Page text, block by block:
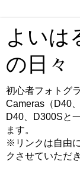
よいは
の日々
初心者フォトグ
Cameras（D40
D40、D300Sと
ます。
※リンクは自由
クさせていただ